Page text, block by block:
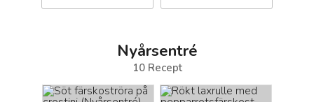
Nyårsentré
10Recept